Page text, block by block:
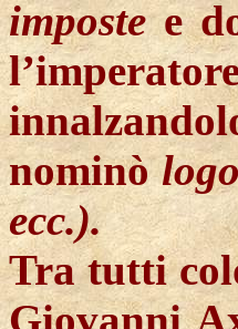
impostee
nominò
ecc.).
Tra tutti